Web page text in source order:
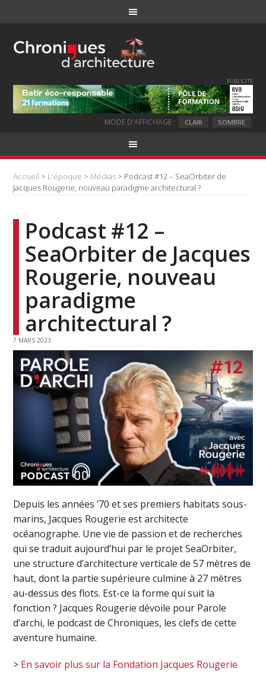
PUBLICITE
MODE D'AFFICHAGE : CLAIR SOMBRE
Accueil > L'époque > Médias > Podcast #12 – SeaOrbiter de
Jacques Rougerie, nouveau paradigme architectural ?
Podcast #12 –
SeaOrbiter de Jacques
Rougerie, nouveau
paradigme
architectural ?
7 MARS 2023
Depuis les années ’70 et ses premiers habitats sous-
marins, Jacques Rougerie est architecte
océanographe. Une vie de passion et de recherches
qui se traduit aujourd’hui par le projet SeaOrbiter,
une structure d’architecture verticale de 57 mètres de
haut, dont la partie supérieure culmine à 27 mètres
au-dessus des flots. Est-ce la forme qui suit la
fonction ? Jacques Rougerie dévoile pour Parole
d’archi, le podcast de Chroniques, les clefs de cette
aventure humaine.
> En savoir plus sur la Fondation Jacques Rougerie